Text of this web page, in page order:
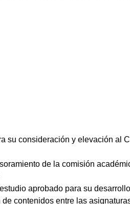
su consideración y elevación al
de la comisión
aprobado para su
contenidos entre las